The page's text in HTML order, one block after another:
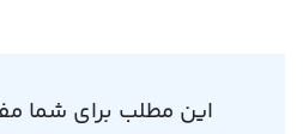
این مطلب برای شما